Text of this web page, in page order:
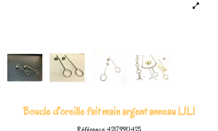
Boucle d'oreille fait main argent anneau LILI